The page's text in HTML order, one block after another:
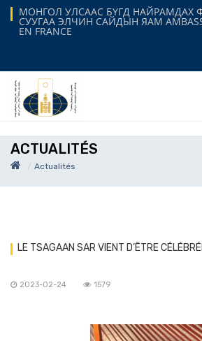
МОНГОЛ УЛСААС БҮГД НАЙРАМДАХ
СУУГАА ЭЛЧИН САЙДЫН ЯАМ
EN FRANCE
ACTUALITÉS
Actualités
LE TSAGAAN SAR VIENT D’ÊTRE
2023-02-24 1579